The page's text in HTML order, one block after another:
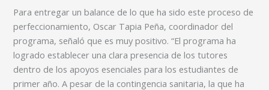
Para entregar un balance de lo que ha sido este proceso de
perfeccionamiento, Oscar Tapia Peña, coordinador del
programa, señaló que es muy positivo. “El programa ha
logrado establecer una clara presencia de los tutores
dentro de los apoyos esenciales para los estudiantes de
primer año. A pesar de la contingencia sanitaria, la que ha